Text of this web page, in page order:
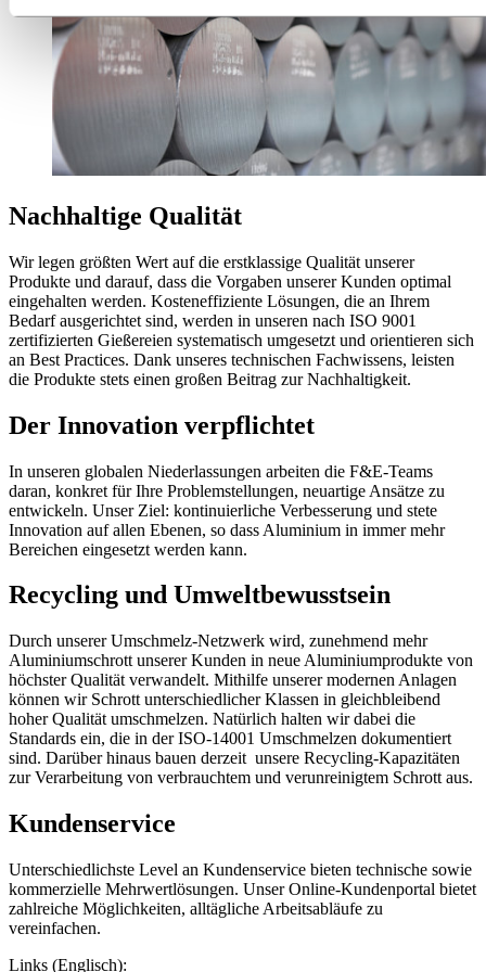
Nachhaltige Qualität
Wir legen größten Wert auf die erstklassige Qualität unserer
Produkte und darauf, dass die Vorgaben unserer Kunden optimal
eingehalten werden. Kosteneffiziente Lösungen, die an Ihrem
Bedarf ausgerichtet sind, werden in unseren nach ISO 9001
zertifizierten Gießereien systematisch umgesetzt und orientieren sich
an Best Practices. Dank unseres technischen Fachwissens, leisten
die Produkte stets einen großen Beitrag zur Nachhaltigkeit.
Der Innovation verpflichtet
In unseren globalen Niederlassungen arbeiten die F&E-Teams
daran, konkret für Ihre Problemstellungen, neuartige Ansätze zu
entwickeln. Unser Ziel: kontinuierliche Verbesserung und stete
Innovation auf allen Ebenen, so dass Aluminium in immer mehr
Bereichen eingesetzt werden kann.
Recycling und Umweltbewusstsein
Durch unserer Umschmelz-Netzwerk wird, zunehmend mehr
Aluminiumschrott unserer Kunden in neue Aluminiumprodukte von
höchster Qualität verwandelt. Mithilfe unserer modernen Anlagen
können wir Schrott unterschiedlicher Klassen in gleichbleibend
hoher Qualität umschmelzen. Natürlich halten wir dabei die
Standards ein, die in der ISO-14001 Umschmelzen dokumentiert
sind. Darüber hinaus bauen derzeit unsere Recycling-Kapazitäten
zur Verarbeitung von verbrauchtem und verunreinigtem Schrott aus.
Kundenservice
Unterschiedlichste Level an Kundenservice bieten technische sowie
kommerzielle Mehrwertlösungen. Unser Online-Kundenportal bietet
zahlreiche Möglichkeiten, alltägliche Arbeitsabläufe zu
vereinfachen.
Links (Englisch):